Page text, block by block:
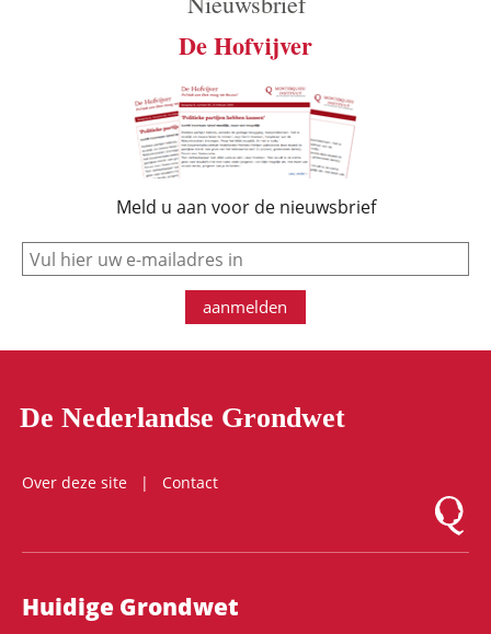
De Hofvijver
Meld u aan voor de nieuwsbrief
e-mail
aanmelden
De Nederlandse Grondwet
Over deze site
Contact
Logo
Hoofdnavigatie
Huidige Grondwet